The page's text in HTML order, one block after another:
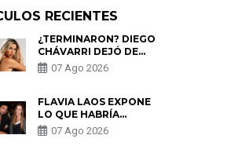
RECIENTES
¿TERMINARON? DIEGO
CHÁVARRI DEJÓ DE
SEGUIR A GABRIELA
HERRERA Y ANUNCIA SU
07 Ago 2026
FLAVIA LAOS EXPONE
LO QUE HABRÍA
BUSCADO PABLO
HEREDIA CON ALE
07 Ago 2026